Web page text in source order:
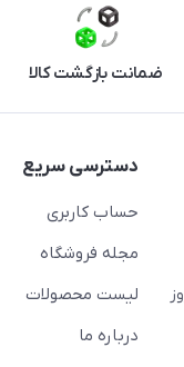
ضمانت بازگشت کالا
دسترسی سریع
حساب کاربری
مجله فروشگاه
لیست محصولات
درباره ما